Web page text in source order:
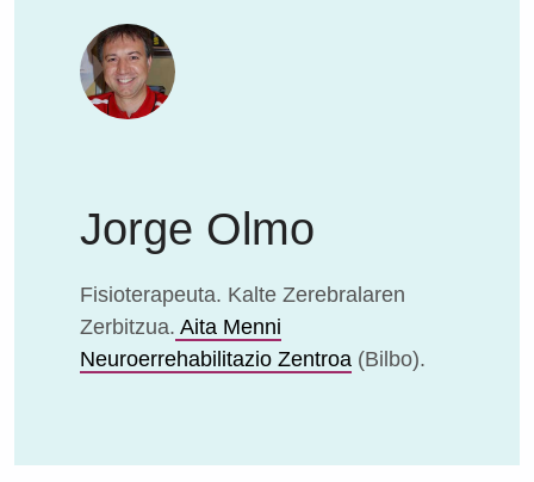
Jorge Olmo
Fisioterapeuta. Kalte Zerebralaren
Zerbitzua. Aita Menni
Neuroerrehabilitazio Zentroa(Bilbo).